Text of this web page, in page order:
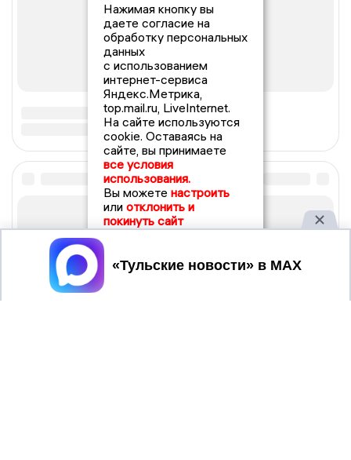
Нажимая кнопку вы
даете согласие на
обработку персональных
данных
с использованием
интернет-сервиса
Яндекс.Метрика,
top.mail.ru, LiveInternet.
На сайте используются
cookie. Оставаясь на
сайте, вы принимаете
все условия
использования.
Вы можете настроить
или отклонить и
покинуть сайт
Принять